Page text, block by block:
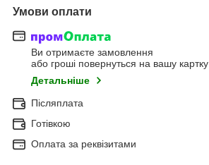
Умови оплати
Ви отримаєте замовлення
або гроші повернуться на вашу картку
Детальніше
Післяплата
Готівкою
Оплата за реквізитами